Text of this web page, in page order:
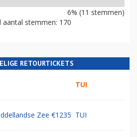
6% (11 stemmen)
aantal stemmen: 170
RETOURTICKETS
TUI
Zee €1235 TUI